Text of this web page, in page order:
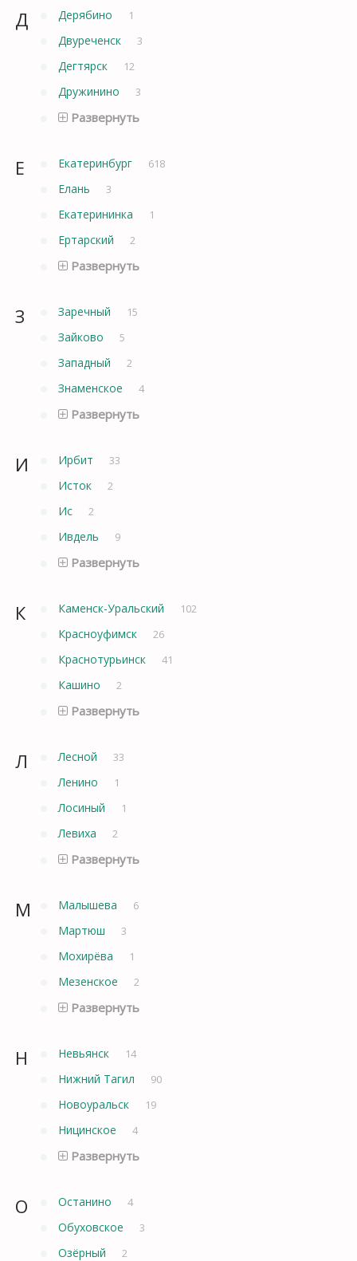
Д Дерябино 1
Двуреченск 3
Дегтярск 12
Дружинино 3
Развернуть
Е Екатеринбург 618
Елань 3
Екатерининка 1
Ертарский 2
Развернуть
З Заречный 15
Зайково 5
Западный 2
Знаменское 4
Развернуть
И Ирбит 33
Исток 2
Ис 2
Ивдель 9
Развернуть
К Каменск-Уральский 102
Красноуфимск 26
Краснотурьинск 41
Кашино 2
Развернуть
Л Лесной 33
Ленино 1
Лосиный 1
Левиха 2
Развернуть
М Малышева 6
Мартюш 3
Мохирёва 1
Мезенское 2
Развернуть
Н Невьянск 14
Нижний Тагил 90
Новоуральск 19
Ницинское 4
Развернуть
О Останино 4
Обуховское 3
Озёрный 2